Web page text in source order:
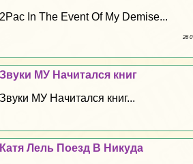
2Pac In The Event Of My Demise...
26
Звуки МУ Начитался книг
Звуки МУ Начитался книг...
Катя Лель Поезд В Никуда